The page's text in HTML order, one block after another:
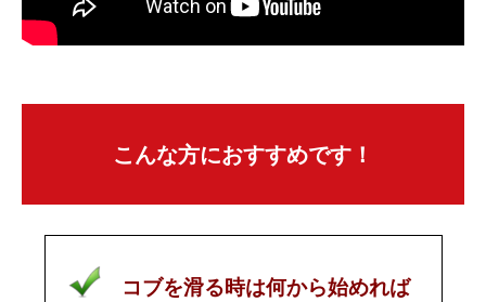
こんな方におすすめです！
コブを滑る時は何から始めれば